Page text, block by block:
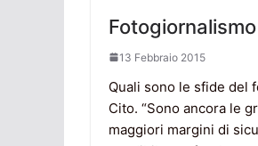
13 Febbraio 2015
Quali sono le sfide del
Cito. “Sono ancora le
maggiori margini di